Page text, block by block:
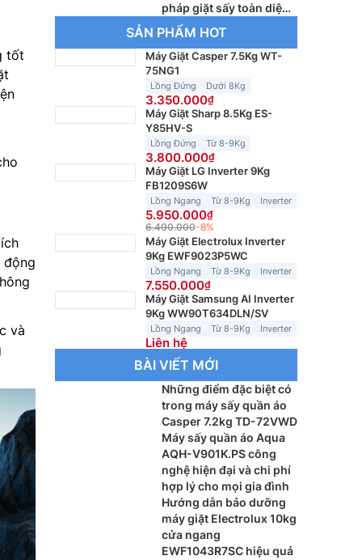
tốt
động
và
pháp giặt sấy toàn diện
cho gia đình hiện đại
SẢN PHẨM HOT
Máy Giặt Casper 7.5Kg WT-
75NG1
Lồng Đứng Dưới 8Kg
3.350.000
Máy Giặt Sharp 8.5Kg ES-
Y85HV-S
Lồng Đứng Từ 8-9Kg
3.800.000
Máy Giặt LG Inverter 9Kg
FB1209S6W
Lồng Ngang Từ 8-9Kg Inverter
5.950.000
6.490.000-8%
Máy Giặt Electrolux Inverter
9Kg EWF9023P5WC
Lồng Ngang Từ 8-9Kg Inverter
7.550.000
Máy Giặt Samsung AI Inverter
9Kg WW90T634DLN/SV
Lồng Ngang Từ 8-9Kg Inverter
Liên hệ
BÀI VIẾT MỚI
Những điểm đặc biệt có
trong máy sấy quần áo
Casper 7.2kg TD-72VWD
Máy sấy quần áo Aqua
AQH-V901K.PS công
nghệ hiện đại và chi phí
hợp lý cho mọi gia đình
Hướng dẫn bảo dưỡng
máy giặt Electrolux 10kg
cửa ngang
EWF1043R7SC hiệu quả